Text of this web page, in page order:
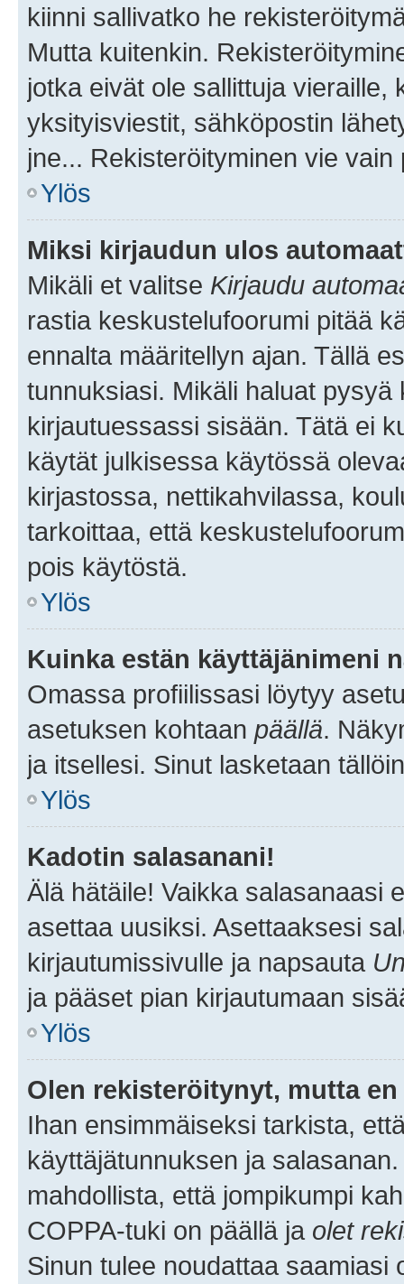
kiinni sallivatko he
Mutta kuitenkin.
jotka eivät ole sallittuja vieraille,
yksityisviestit, sähköpostin
jne... Rekisteröityminen vie
Ylös
Miksi kirjaudun ulos
Mikäli et valitse Kirjaudu
rastia keskustelufoorumi pitää
ennalta määritellyn ajan. Tällä
tunnuksiasi. Mikäli haluat
kirjautuessassi sisään. Tätä ei
käytät julkisessa käytössä
kirjastossa, nettikahvilassa,
tarkoittaa, että
pois käytöstä.
Ylös
Kuinka estän käyttäjänimeni
Omassa profiilissasi löytyy
asetuksen kohtaan päällä.
ja itsellesi. Sinut lasketaan
Ylös
Kadotin salasanani!
Älä hätäile! Vaikka salasanaasi
asettaa uusiksi. Asettaaksesi
kirjautumissivulle ja napsauta
ja pääset pian kirjautumaan
Ylös
Olen rekisteröitynyt, mutta
Ihan ensimmäiseksi tarkista,
käyttäjätunnuksen ja
mahdollista, että jompikumpi
COPPA-tuki on päällä ja olet
Sinun tulee noudattaa saamiasi